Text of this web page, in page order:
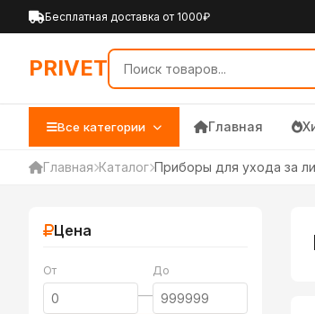
PRIVET — Каталог
Бесплатная доставка от 1000₽
PRIVET
Все категории Главная
Главная Каталог Приборы для ухода за
Цена
От
—
До